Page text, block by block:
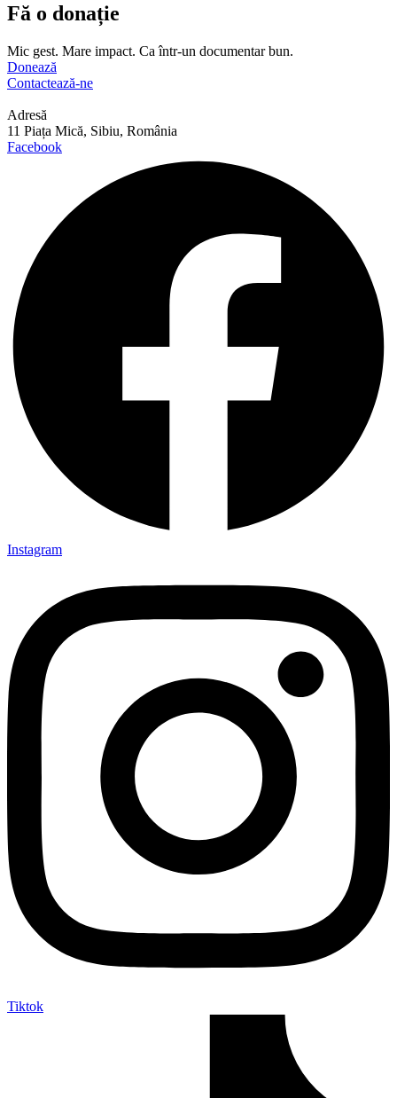
Fă o donație
Mic gest. Mare impact. Ca într-un documentar bun.
Donează
Contactează-ne
Adresă
11 Piața Mică, Sibiu, România
Facebook
Instagram
Tiktok